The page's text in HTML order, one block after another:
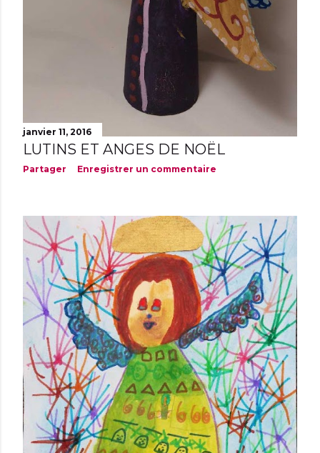
janvier 11, 2016
LUTINS ET ANGES DE NOËL
Partager Enregistrer un commentaire